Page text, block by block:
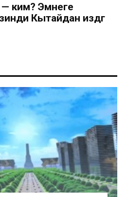
ким? Эмнеге
Кытайдан издөөгө